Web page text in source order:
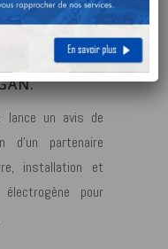
ET
GROUPE
A
lance un avis de
d’un partenaire
installation et
pour